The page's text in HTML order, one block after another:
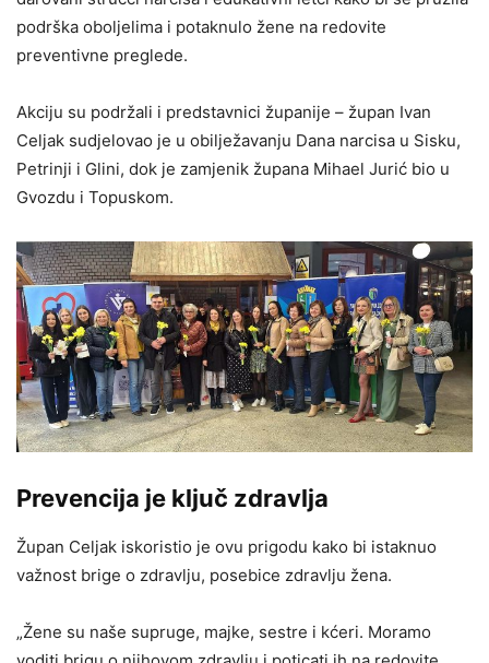
podrška oboljelima i potaknulo žene na redovite
preventivne preglede.
Akciju su podržali i predstavnici županije – župan Ivan
Celjak sudjelovao je u obilježavanju Dana narcisa u Sisku,
Petrinji i Glini, dok je zamjenik župana Mihael Jurić bio u
Gvozdu i Topuskom.
Prevencija je ključ zdravlja
Župan Celjak iskoristio je ovu prigodu kako bi istaknuo
važnost brige o zdravlju, posebice zdravlju žena.
„Žene su naše supruge, majke, sestre i kćeri. Moramo